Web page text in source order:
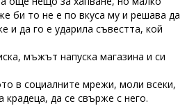
би то не е по вкуса му и решава да
и да го е ударила съвестта, кой
мъжът напуска магазина и си
в социалните мрежи, моли всеки,
да се свърже с него.